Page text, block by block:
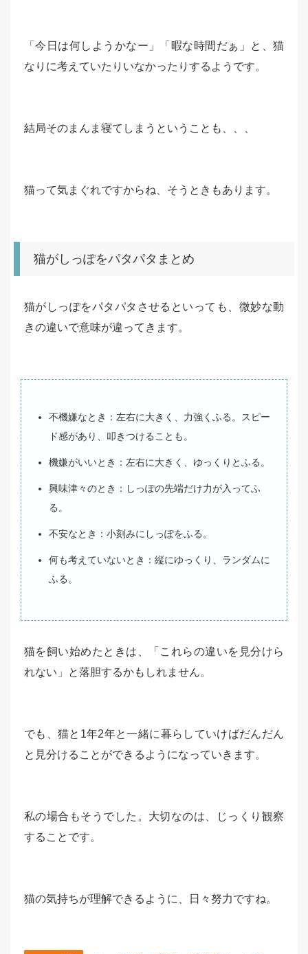
「今日は何しようかなー」「暇な時間だぁ」と、猫
なりに考えていたりいなかったりするようです。
結局そのまんま寝てしまうということも、、、
猫って気まぐれですからね、そうときもあります。
猫がしっぽをパタパタまとめ
猫がしっぽをパタパタさせるといっても、微妙な動
きの違いで意味が違ってきます。
不機嫌なとき：左右に大きく、力強くふる。スピー
ド感があり、叩きつけることも。
機嫌がいいとき：左右に大きく、ゆっくりとふる。
興味津々のとき：しっぽの先端だけ力が入ってふ
る。
不安なとき：小刻みにしっぽをふる。
何も考えていないとき：縦にゆっくり、ランダムに
ふる。
猫を飼い始めたときは、「これらの違いを見分けら
れない」と落胆するかもしれません。
でも、猫と1年2年と一緒に暮らしていけばだんだん
と見分けることができるようになっていきます。
私の場合もそうでした。大切なのは、じっくり観察
することです。
猫の気持ちが理解できるように、日々努力ですね。